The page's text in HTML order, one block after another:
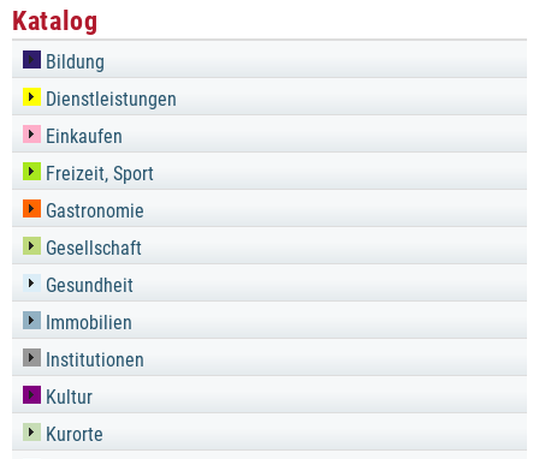
Katalog
Bildung
Dienstleistungen
Einkaufen
Freizeit, Sport
Gastronomie
Gesellschaft
Gesundheit
Immobilien
Institutionen
Kultur
Kurorte